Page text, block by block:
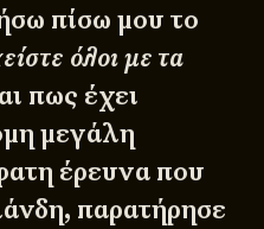
πίσω μου το
όλοι με τα
πως έχει
μεγάλη
έρευνα που
παρατήρησε